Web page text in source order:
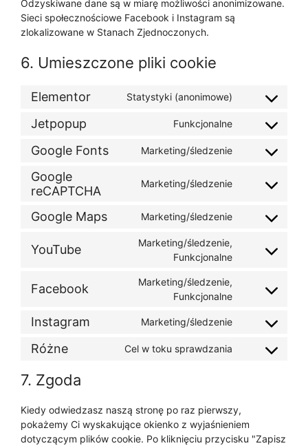
Odzyskiwane dane są w miarę możliwości anonimizowane.
Sieci społecznościowe Facebook i Instagram są
zlokalizowane w Stanach Zjednoczonych.
6. Umieszczone pliki cookie
Elementor Statystyki (anonimowe)
Jetpopup Funkcjonalne
Google Fonts Marketing/śledzenie
Google
reCAPTCHA
Marketing/śledzenie
Google Maps Marketing/śledzenie
YouTube
Marketing/śledzenie,
Funkcjonalne
Facebook
Marketing/śledzenie,
Funkcjonalne
Instagram Marketing/śledzenie
Różne Cel w toku sprawdzania
7. Zgoda
Kiedy odwiedzasz naszą stronę po raz pierwszy,
pokażemy Ci wyskakujące okienko z wyjaśnieniem
dotyczącym plików cookie. Po kliknięciu przycisku "Zapisz